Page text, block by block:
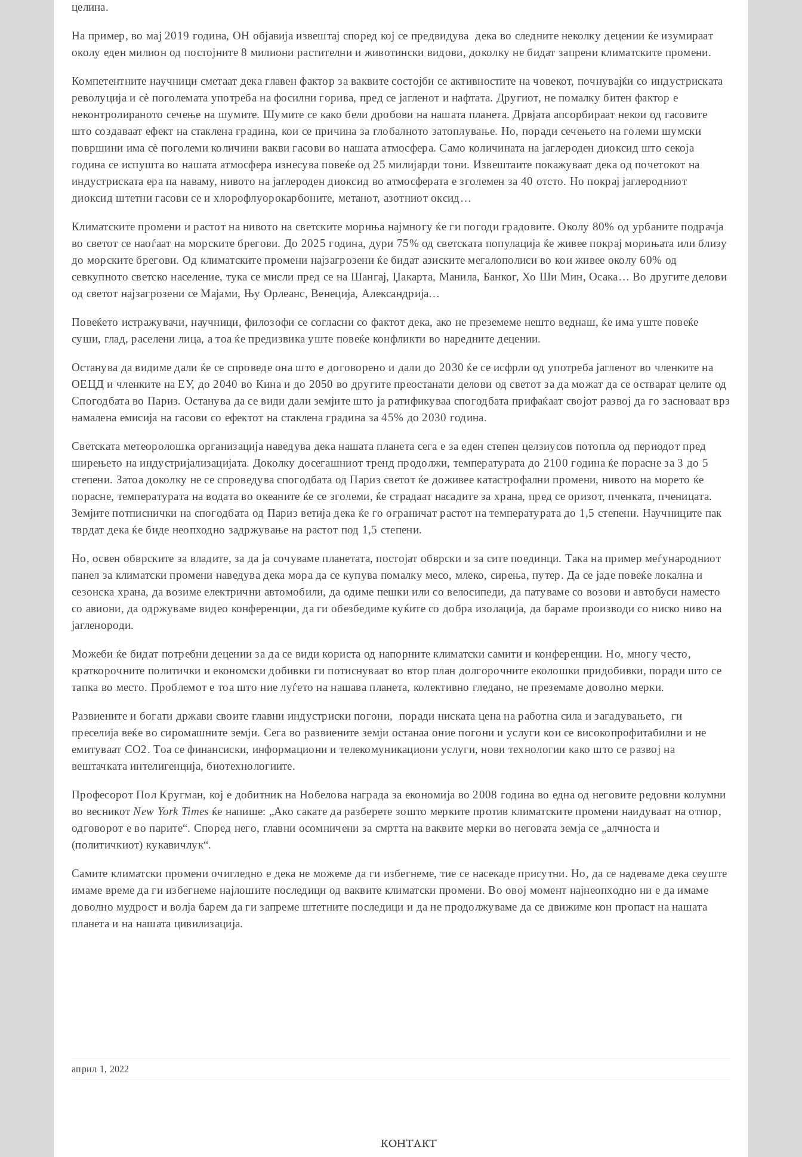
целина.
На пример, во мај 2019 година, ОН објавија извештај според кој се предвидува дека во следните неколку децении ќе изумираат
околу еден милион од постојните 8 милиони растителни и животински видови, доколку не бидат запрени климатските промени.
Компетентните научници сметаат дека главен фактор за ваквите состојби се активностите на човекот, почнувајќи со индустриската
револуција и сѐ поголемата употреба на фосилни горива, пред се јагленот и нафтата. Другиот, не помалку битен фактор е
неконтролираното сечење на шумите. Шумите се како бели дробови на нашата планета. Дрвјата апсорбираат некои од гасовите
што создаваат ефект на стаклена градина, кои се причина за глобалното затоплување. Но, поради сечењето на големи шумски
површини има сѐ поголеми количини вакви гасови во нашата атмосфера. Само количината на јаглероден диоксид што секоја
година се испушта во нашата атмосфера изнесува повеќе од 25 милијарди тони. Извештаите покажуваат дека од почетокот на
индустриската ера па наваму, нивото на јаглероден диоксид во атмосферата е зголемен за 40 отсто. Но покрај јаглеродниот
диоксид штетни гасови се и хлорофлуорокарбоните, метанот, азотниот оксид…
Климатските промени и растот на нивото на светските мориња најмногу ќе ги погоди градовите. Околу 80% од урбаните подрачја
во светот се наоѓаат на морските брегови. До 2025 година, дури 75% од светската популација ќе живее покрај морињата или близу
до морските брегови. Од климатските промени најзагрозени ќе бидат азиските мегалополиси во кои живее околу 60% од
севкупното светско население, тука се мисли пред се на Шангај, Џакарта, Манила, Банког, Хо Ши Мин, Осака… Во другите делови
од светот најзагрозени се Мајами, Њу Орлеанс, Венеција, Александрија…
Повеќето истражувачи, научници, филозофи се согласни со фактот дека, ако не преземеме нешто веднаш, ќе има уште повеќе
суши, глад, раселени лица, а тоа ќе предизвика уште повеќе конфликти во наредните децении.
Останува да видиме дали ќе се спроведе она што е договорено и дали до 2030 ќе се исфрли од употреба јагленот во членките на
ОЕЦД и членките на ЕУ, до 2040 во Кина и до 2050 во другите преостанати делови од светот за да можат да се остварат целите од
Спогодбата во Париз. Останува да се види дали земјите што ја ратификуваа спогодбата прифаќаат својот развој да го засноваат врз
намалена емисија на гасови со ефектот на стаклена градина за 45% до 2030 година.
Светската метеоролошка организација наведува дека нашата планета сега е за еден степен целзиусов потопла од периодот пред
ширењето на индустријализацијата. Доколку досегашниот тренд продолжи, температурата до 2100 година ќе порасне за 3 до 5
степени. Затоа доколку не се спроведува спогодбата од Париз светот ќе доживее катастрофални промени, нивото на морето ќе
порасне, температурата на водата во океаните ќе се зголеми, ќе страдаат насадите за храна, пред се оризот, пченката, пченицата.
Земјите потписнички на спогодбата од Париз ветија дека ќе го ограничат растот на температурата до 1,5 степени. Научниците пак
тврдат дека ќе биде неопходно задржување на растот под 1,5 степени.
Но, освен обврските за владите, за да ја сочуваме планетата, постојат обврски и за сите поединци. Така на пример меѓународниот
панел за климатски промени наведува дека мора да се купува помалку месо, млеко, сирења, путер. Да се јаде повеќе локална и
сезонска храна, да возиме електрични автомобили, да одиме пешки или со велосипеди, да патуваме со возови и автобуси наместо
со авиони, да одржуваме видео конференции, да ги обезбедиме куќите со добра изолација, да бараме производи со ниско ниво на
јагленороди.
Можеби ќе бидат потребни децении за да се види користа од напорните климатски самити и конференции. Но, многу често,
краткорочните политички и економски добивки ги потиснуваат во втор план долгорочните еколошки придобивки, поради што се
тапка во место. Проблемот е тоа што ние луѓето на нашава планета, колективно гледано, не преземаме доволно мерки.
Развиените и богати држави своите главни индустриски погони, поради ниската цена на работна сила и загадувањето, ги
преселија веќе во сиромашните земји. Сега во развиените земји останаа оние погони и услуги кои се високопрофитабилни и не
емитуваат СО2. Тоа се финансиски, информациони и телекомуникациони услуги, нови технологии како што се развој на
вештачката интелигенција, биотехнологиите.
Професорот Пол Кругман, кој е добитник на Нобелова награда за економија во 2008 година во една од неговите редовни колумни
во весникот New York Times ќе напише: „Ако сакате да разберете зошто мерките против климатските промени наидуваат на отпор,
одговорот е во парите“. Според него, главни осомничени за смртта на ваквите мерки во неговата земја се „алчноста и
(политичкиот) кукавичлук“.
Самите климатски промени очигледно е дека не можеме да ги избегнеме, тие се насекаде присутни. Но, да се надеваме дека сеуште
имаме време да ги избегнеме најлошите последици од ваквите климатски промени. Во овој момент најнеопходно ни е да имаме
доволно мудрост и волја барем да ги запреме штетните последици и да не продолжуваме да се движиме кон пропаст на нашата
планета и на нашата цивилизација.
април 1, 2022
КОНТАКТ